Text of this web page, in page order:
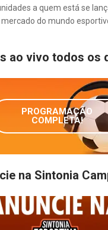
a quem está se
mercado do mundo
ao vivo todos os
PROGRAMAÇÃO
COMPLETA!
na Sintonia